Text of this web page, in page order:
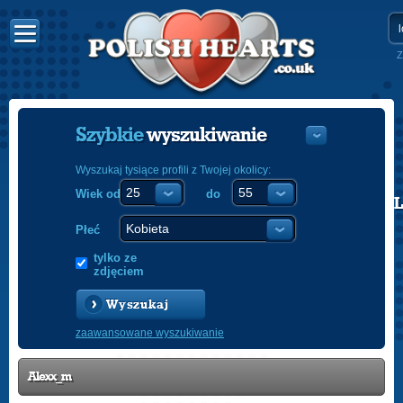
POLISH
Szybkiewyszukiwanie
Wyszukaj tysiące profili z Twojej okolicy:
Wiek od do
Płeć
tylko ze
zdjęciem
Wyszukaj
zaawansowane wyszukiwanie
Alexx_m